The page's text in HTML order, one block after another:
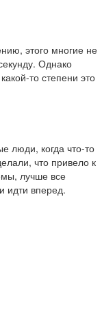
этого многие не
Однако
то степени это
люди, когда что-то
что привело к
лучше все
идти вперед.